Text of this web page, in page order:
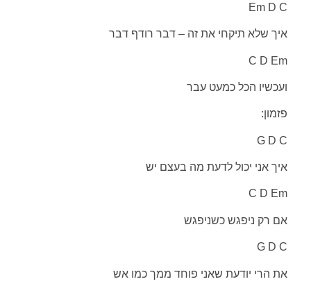
Em D C
איך שלא תיקחי את זה – דבר רודף דבר
C D Em
ועכשיו הכל כמעט עבר
פזמון:
G D C
איך אני יכול לדעת מה בעצם יש
C D Em
אם רק ניפגש כשניפגש
G D C
את הרי יודעת שאני פוחד ממך כמו אש